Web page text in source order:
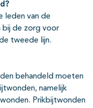
leden van de
bij de zorg voor
tweede lijn.
behandeld moeten
namelijk
Prikbijtwonden